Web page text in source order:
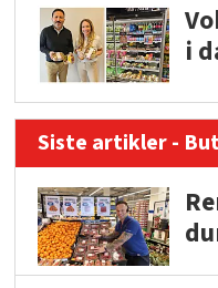
i
Siste artikler -